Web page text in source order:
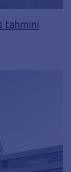
tahmini